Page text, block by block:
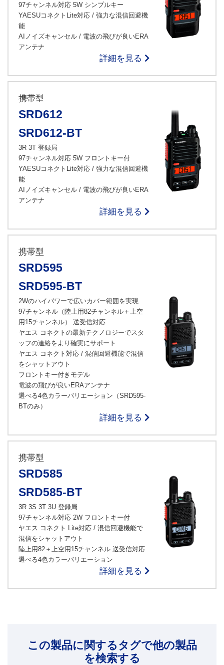
97チャンネル対応 5W シンプルキー
YAESUコネクトLite対応 / 強力な混信回避機
能
AIノイズキャンセル / 電波の飛びが良いERA
アンテナ
詳細を見る
携帯型
SRD612
SRD612-BT
3R 3T 登録局
97チャンネル対応 5W フロントキー付
YAESUコネクトLite対応 / 強力な混信回避機
能
AIノイズキャンセル / 電波の飛びが良いERA
アンテナ
詳細を見る
携帯型
SRD595
SRD595-BT
2Wのハイパワーで広いカバー範囲を実現
97チャンネル（陸上用82チャンネル＋上空
用15チャンネル） 送受信対応
ヤエス コネクトの最新テクノロジーでスタ
ッフの連絡をより確実にサポート
ヤエス コネクト対応 / 混信回避機能で混信
をシャットアウト
フロントキー付きモデル
電波の飛びが良いERAアンテナ
選べる4色カラーバリエーション（SRD595-
BTのみ）
詳細を見る
携帯型
SRD585
SRD585-BT
3R 3S 3T 3U 登録局
97チャンネル対応 2W フロントキー付
ヤエス コネクト Lite対応 / 混信回避機能で
混信をシャットアウト
陸上用82＋上空用15チャンネル 送受信対応
選べる4色カラーバリエーション
詳細を見る
この製品に関するタグで他の製品
を検索する